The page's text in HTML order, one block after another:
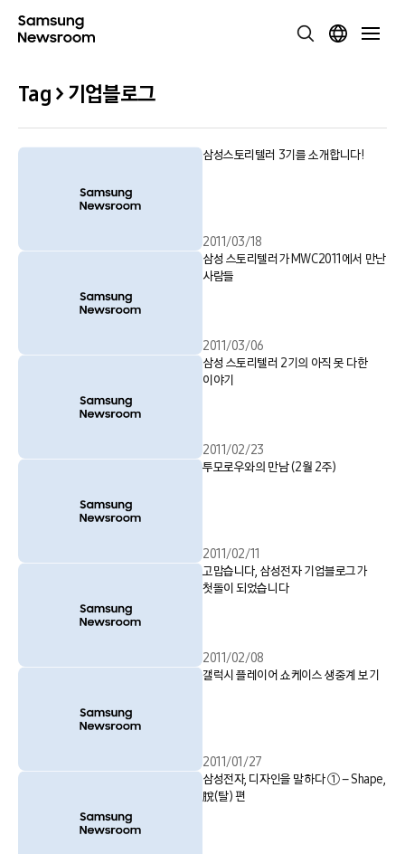
Tag > 기업블로그
삼성스토리텔러 3기를 소개합니다!
2011/03/18
삼성 스토리텔러가 MWC2011에서 만난
사람들
2011/03/06
삼성 스토리텔러 2기의 아직 못 다한
이야기
2011/02/23
투모로우와의 만남 (2월 2주)
2011/02/11
고맙습니다, 삼성전자 기업블로그가
첫돌이 되었습니다
2011/02/08
갤럭시 플레이어 쇼케이스 생중계 보기
2011/01/27
삼성전자, 디자인을 말하다 ① – Shape,
脫(탈) 편